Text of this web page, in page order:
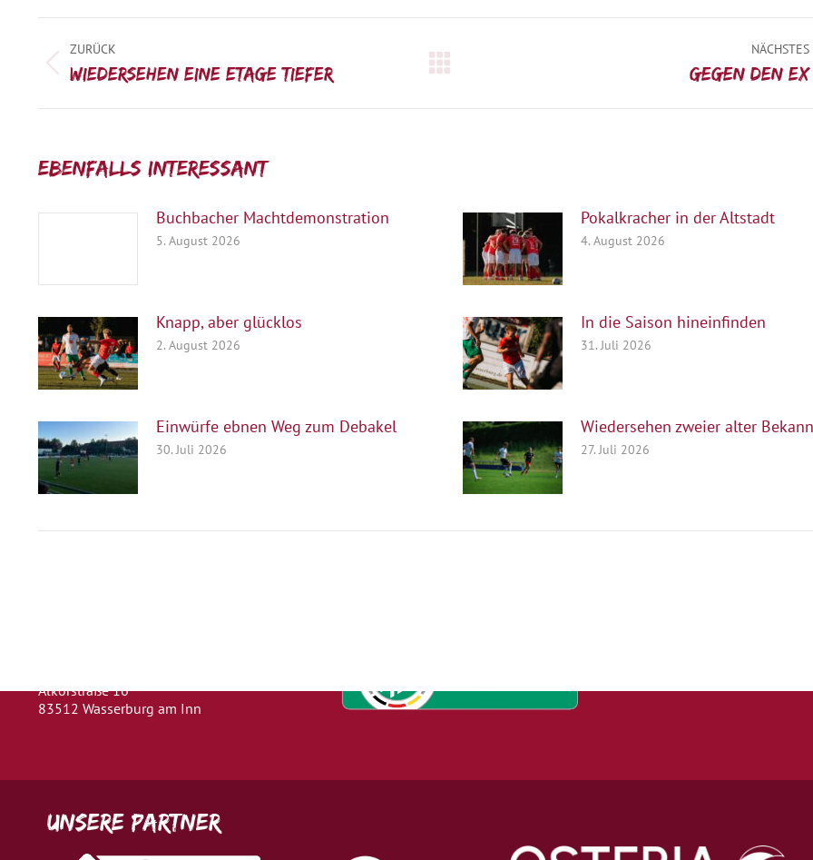
ZURÜCK
Vorheriger
Wiedersehen eine Etage tiefer
NÄCHSTES
Gegen den Ex
Ebenfalls interessant:
Buchbacher Machtdemonstration
5. August 2026
Pokalkracher in der Altstadt
4. August 2026
Knapp, aber glücklos
2. August 2026
In die Saison hineinfinden
31. Juli 2026
Einwürfe ebnen Weg zum Debakel
30. Juli 2026
Wiedersehen zweier alter
27. Juli 2026
Alkorstraße 16
83512 Wasserburg am Inn
Unsere Partner